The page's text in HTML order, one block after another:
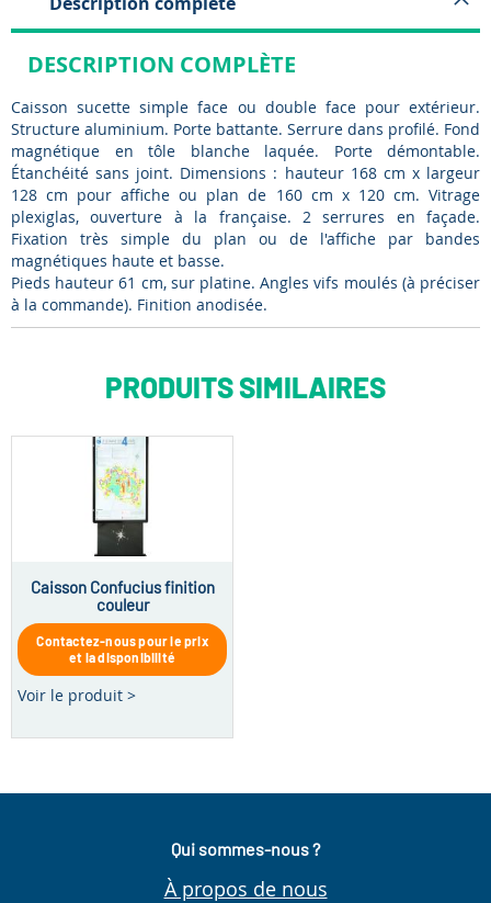
DESCRIPTION COMPLÈTE
Caisson sucette simple face ou double face pour extérieur.
Structure aluminium. Porte battante. Serrure dans profilé. Fond
magnétique en tôle blanche laquée. Porte démontable.
Étanchéité sans joint. Dimensions : hauteur 168 cm x largeur
128 cm pour affiche ou plan de 160 cm x 120 cm. Vitrage
plexiglas, ouverture à la française. 2 serrures en façade.
Fixation très simple du plan ou de l'affiche par bandes
magnétiques haute et basse.
Pieds hauteur 61 cm, sur platine. Angles vifs moulés (à préciser
à la commande). Finition anodisée.
PRODUITS SIMILAIRES
Caisson Confucius finition
couleur
Contactez-nous pour le prix
et la disponibilité
Voir le produit >
Qui sommes-nous ?
À propos de nous